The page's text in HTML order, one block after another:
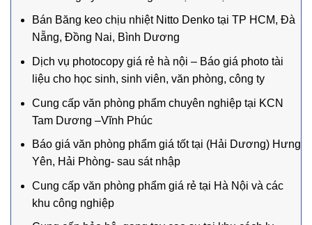
Bán Băng keo chịu nhiệt Nitto Denko tại TP HCM, Đà
Nẵng, Đồng Nai, Bình Dương
Dịch vụ photocopy giá rẻ hà nội – Báo giá photo tài
liệu cho học sinh, sinh viên, văn phòng, công ty
Cung cấp văn phòng phẩm chuyên nghiệp tại KCN
Tam Dương –Vĩnh Phúc
Báo giá văn phòng phẩm giá tốt tại (Hải Dương) Hưng
Yên, Hải Phòng- sau sát nhập
Cung cấp văn phòng phẩm giá rẻ tại Hà Nội và các
khu công nghiệp